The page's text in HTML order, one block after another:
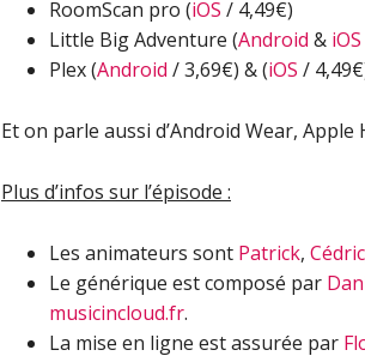
RoomScan pro (iOS / 4,49€)
Little Big Adventure (Android & iOS
Plex (Android / 3,69€) & (iOS /
Et on parle aussi d’Android Wear,
Plus d’infos sur l’épisode :
Les animateurs sont Patrick, Cédric
Le générique est composé par
musicincloud.fr.
La mise en ligne est assurée par